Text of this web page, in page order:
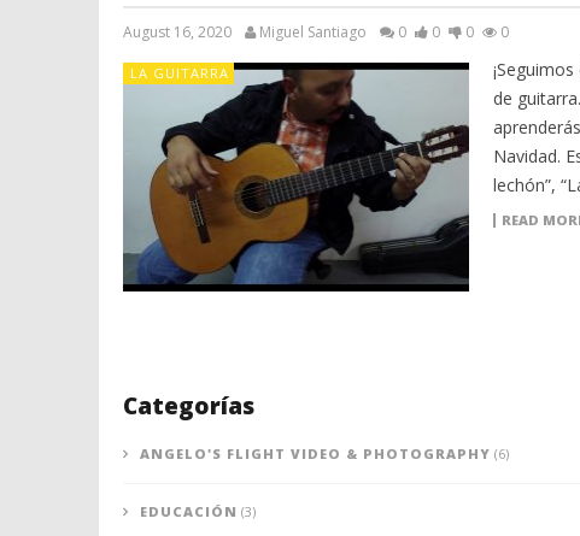
August 16, 2020 Miguel Santiago 0 0 0 0
LA GUITARRA
de
Navidad.
lechón”,
READ
Categorías
ANGELO'S FLIGHT VIDEO & PHOTOGRAPHY (6)
EDUCACIÓN (3)